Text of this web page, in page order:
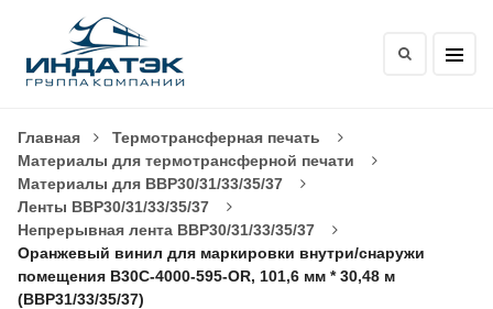
Главная
Термотрансферная печать
Материалы для термотрансферной печати
Материалы для BBP30/31/33/35/37
Ленты BBP30/31/33/35/37
Непрерывная лента BBP30/31/33/35/37
Оранжевый винил для маркировки внутри/снаружи
помещения B30C-4000-595-OR, 101,6 мм * 30,48 м
(BBP31/33/35/37)